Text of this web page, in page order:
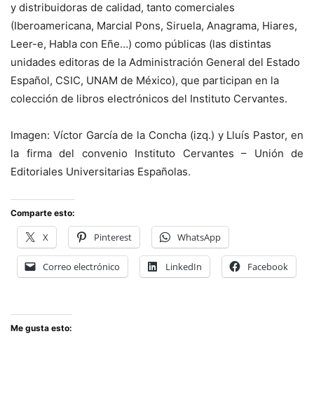
y distribuidoras de calidad, tanto comerciales
(Iberoamericana, Marcial Pons, Siruela, Anagrama, Hiares,
Leer-e, Habla con Eñe…) como públicas (las distintas
unidades editoras de la Administración General del Estado
Español, CSIC, UNAM de México), que participan en la
colección de libros electrónicos del Instituto Cervantes.
Imagen: Víctor García de la Concha (izq.) y Lluís Pastor, en
la firma del convenio Instituto Cervantes – Unión de
Editoriales Universitarias Españolas.
Comparte esto:
X Pinterest WhatsApp
Correo electrónico LinkedIn Facebook
Me gusta esto: